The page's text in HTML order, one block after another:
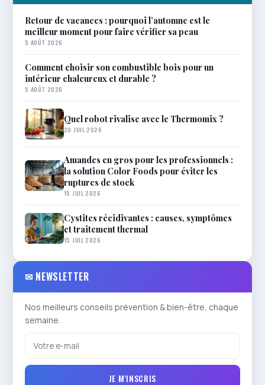
Retour de vacances : pourquoi l’automne est le
meilleur moment pour faire vérifier sa peau
5 AOÛT 2026
Comment choisir son combustible bois pour un
intérieur chaleureux et durable ?
5 AOÛT 2026
Quel robot rivalise avec le Thermomix ?
20 JUIL 2026
Amandes en gros pour les professionnels :
la solution Color Foods pour éviter les
ruptures de stock
15 JUIL 2026
Cystites récidivantes : causes, symptômes
et traitement thermal
15 JUIL 2026
✉ NEWSLETTER
Nos meilleurs conseils prévention & bien-être, chaque
semaine.
JE M'INSCRIS